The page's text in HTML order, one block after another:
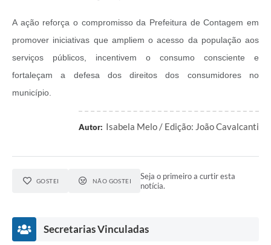
A ação reforça o compromisso da Prefeitura de Contagem em
promover iniciativas que ampliem o acesso da população aos
serviços públicos, incentivem o consumo consciente e
fortaleçam a defesa dos direitos dos consumidores no
município.
Autor: Isabela Melo / Edição: João Cavalcanti
GOSTEI NÃO GOSTEI
Seja o primeiro a curtir esta
notícia.
Secretarias Vinculadas